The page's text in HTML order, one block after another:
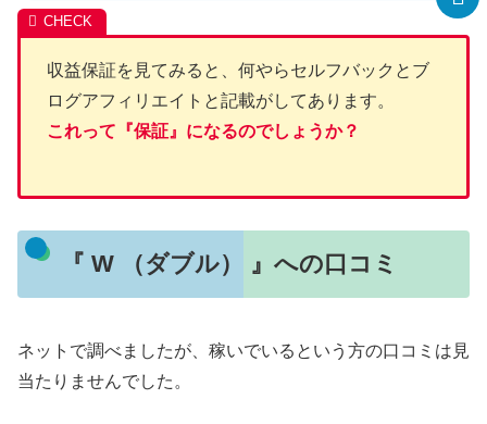
収益保証を見てみると、何やらセルフバックとブ
ログアフィリエイトと記載がしてあります。
これって『保証』になるのでしょうか？
『 W （ダブル） 』への口コミ
ネットで調べましたが、稼いでいるという方の口コミは見
当たりませんでした。